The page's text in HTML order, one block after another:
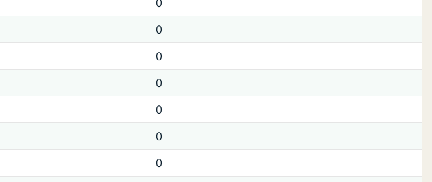
0
0
0
0
0
0
0